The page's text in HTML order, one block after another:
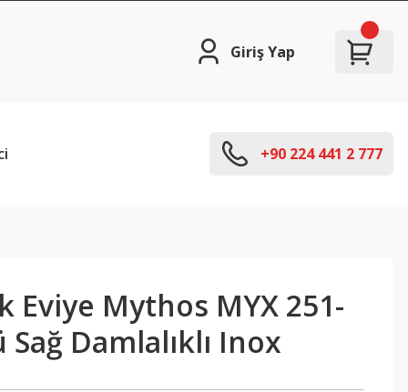
Giriş Yap
+90 224 441 2 777
Eviye Mythos MYX 251-
Sağ Damlalıklı Inox